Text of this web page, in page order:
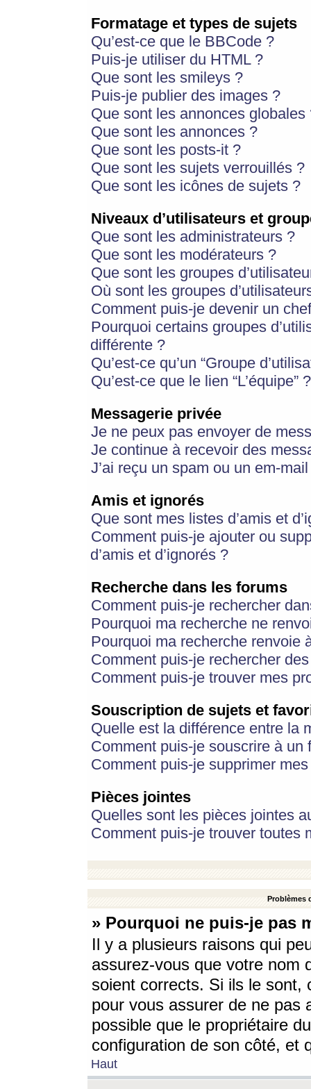
Formatage et types de sujets
Qu’est-ce que le BBCode ?
Puis-je utiliser du HTML ?
Que sont les smileys ?
Puis-je publier des images ?
Que sont les annonces globales
Que sont les annonces ?
Que sont les posts-it ?
Que sont les sujets verrouillés ?
Que sont les icônes de sujets ?
Niveaux d’utilisateurs et
Que sont les administrateurs ?
Que sont les modérateurs ?
Que sont les groupes
Où sont les groupes
Comment puis-je devenir un
Pourquoi certains groupes
différente ?
Qu’est-ce qu’un “Groupe
Qu’est-ce que le lien “L’équipe” ?
Messagerie privée
Je ne peux pas envoyer de
Je continue à recevoir des
J’ai reçu un spam ou un em-
Amis et ignorés
Que sont mes listes d’amis et
Comment puis-je ajouter ou
d’amis et d’ignorés ?
Recherche dans les forums
Comment puis-je rechercher
Pourquoi ma recherche ne
Pourquoi ma recherche renvoie
Comment puis-je rechercher
Comment puis-je trouver mes
Souscription de sujets et
Quelle est la différence entre la
Comment puis-je souscrire à
Comment puis-je supprimer
Pièces jointes
Quelles sont les pièces jointes
Comment puis-je trouver toutes
Problèmes
» Pourquoi ne puis-je pas
Il y a plusieurs raisons qui
assurez-vous que votre nom
soient corrects. Si ils le sont,
pour vous assurer de ne pas
possible que le propriétaire
configuration de son côté, et
Haut